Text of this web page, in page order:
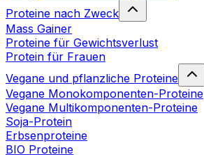
Proteine nach Zweck
Mass Gainer
Proteine für Gewichtsverlust
Protein für Frauen
Vegane und pflanzliche Proteine
Vegane Monokomponenten-Proteine
Vegane Multikomponenten-Proteine
Soja-Protein
Erbsenproteine
BIO Proteine